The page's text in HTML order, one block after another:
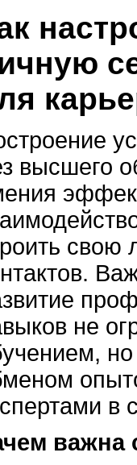
высшего
свою
не
в
важна